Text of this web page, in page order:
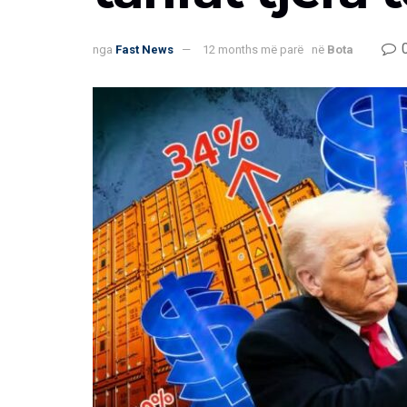
nga Fast News 12 months më parë në Bota